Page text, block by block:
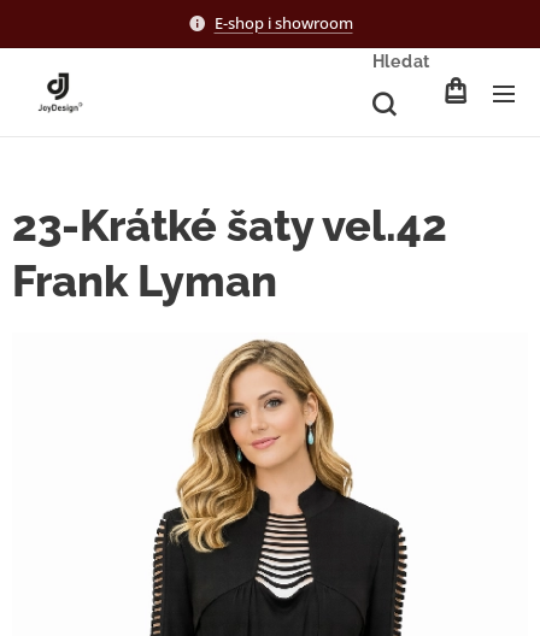
E-shop i showroom
Hledat
23-Krátké šaty vel.42
Frank Lyman